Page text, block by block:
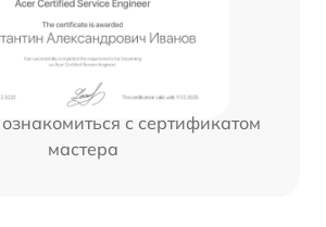
с сертификатом
мастера